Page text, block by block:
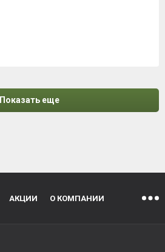
Показать еще
АКЦИИ О КОМПАНИИ